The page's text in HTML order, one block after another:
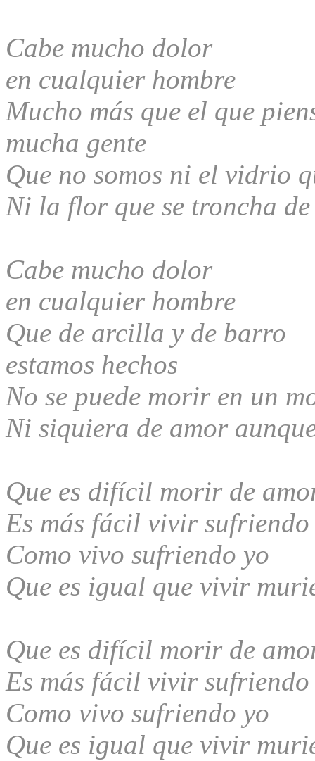
Cabe mucho dolor
en cualquier hombre
Mucho más que el que
mucha gente
Que no somos ni el vidrio
Ni la flor que se troncha de
Cabe mucho dolor
en cualquier hombre
Que de arcilla y de barro
estamos hechos
No se puede morir en un
Ni siquiera de amor
Que es difícil morir de
Es más fácil vivir sufriendo
Como vivo sufriendo yo
Que es igual que vivir
Que es difícil morir de
Es más fácil vivir sufriendo
Como vivo sufriendo yo
Que es igual que vivir